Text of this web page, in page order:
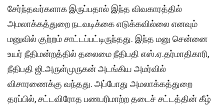
சேர்ந்தவர்களாக இருப்பதால் இந்த விவகாரத்தில்
அமலாக்கத்துறை நடவடிக்கை எடுக்கவில்லை எனவும்
மனுவில் குற்றம் சாட்டப்பட்டிருந்தது. இந்த மனு சென்னை
உயர் நீதிமன்றத்தில் தலைமை நீதிபதி எஸ்.ஏ.தர்மாதிகாரி,
நீதிபதி ஜி.அருள்முருகன் அடங்கிய அமர்வில்
விசாரணைக்கு வந்தது. அப்போது அமலாக்கத்துறை
தரப்பில், சட்டவிரோத பணபரிமாற்ற தடைச் சட்டத்தின் கீழ்